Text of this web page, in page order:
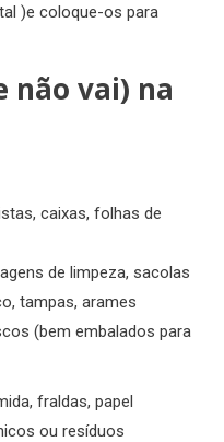
)e coloque-os para
não vai) na
caixas, folhas de
de limpeza, sacolas
tampas, arames
(bem embalados para
fraldas, papel
ou resíduos